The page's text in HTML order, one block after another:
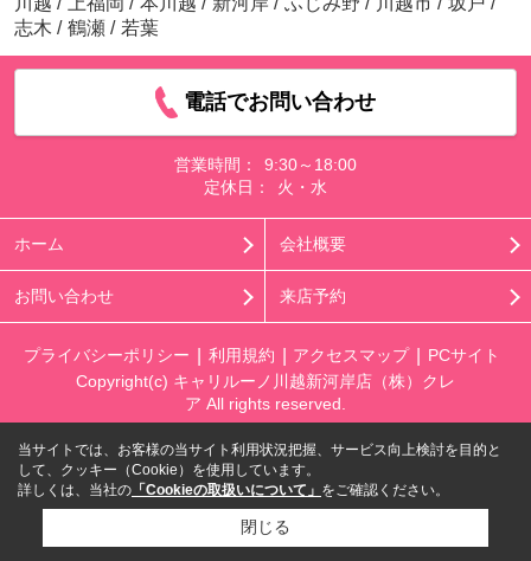
志木 / 鶴瀬 / 若葉
電話でお問い合わせ
営業時間：
9:30～18:00
定休日：
火・水
ホーム 会社概要
お問い合わせ 来店予約
プライバシーポリシー 利用規約 アクセスマップ
PCサイト
Copyright(c) キャリルーノ川越新河岸店（株）クレ
ア All rights reserved.
当サイトでは、お客様の当サイト利用状況把握、サービス向上検討を目的と
して、クッキー（Cookie）を使用しています。
詳しくは、当社の 「Cookieの取扱いについて」 をご確認ください。
閉じる